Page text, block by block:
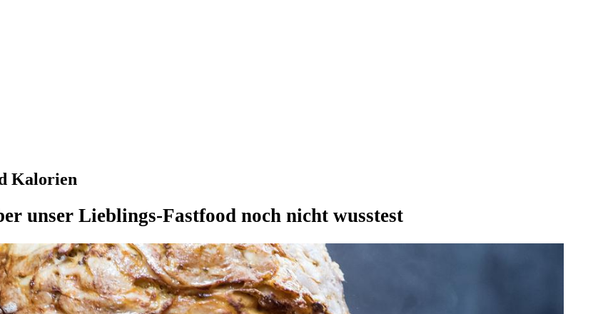
Kalorien
unser Lieblings-Fastfood noch nicht wusstest